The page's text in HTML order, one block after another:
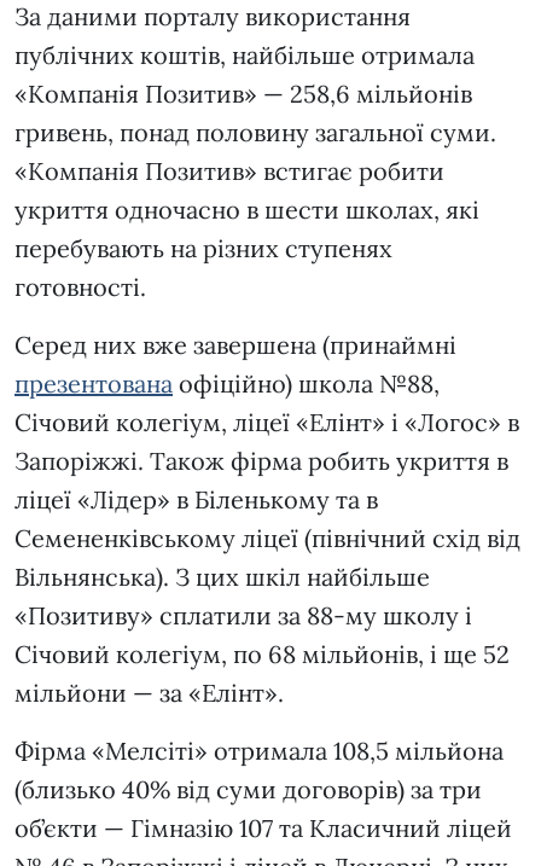
За даними порталу використання
публічних коштів, найбільше отримала
«Компанія Позитив» — 258,6 мільйонів
гривень, понад половину загальної суми.
«Компанія Позитив» встигає робити
укриття одночасно в шести школах, які
перебувають на різних ступенях
готовності.
Серед них вже завершена (принаймні
презентована офіційно) школа №88,
Січовий колегіум, ліцеї «Елінт» і «Логос» в
Запоріжжі. Також фірма робить укриття в
ліцеї «Лідер» в Біленькому та в
Семененківському ліцеї (північний схід від
Вільнянська). З цих шкіл найбільше
«Позитиву» сплатили за 88-му школу і
Січовий колегіум, по 68 мільйонів, і ще 52
мільйони — за «Елінт».
Фірма «Мелсіті» отримала 108,5 мільйона
(близько 40% від суми договорів) за три
об’єкти — Гімназію 107 та Класичний ліцей